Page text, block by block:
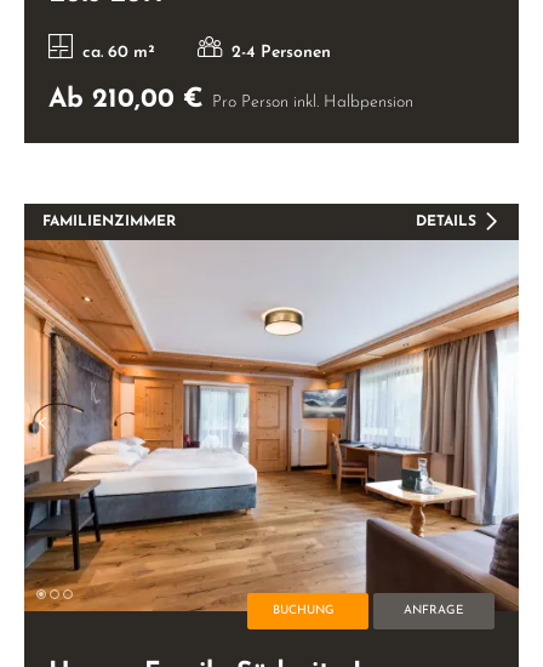
ca. 60 m² 2-4 Personen
Ab 210,00 € Pro Person inkl. Halbpension
FAMILIENZIMMER DETAILS
BUCHUNG ANFRAGE